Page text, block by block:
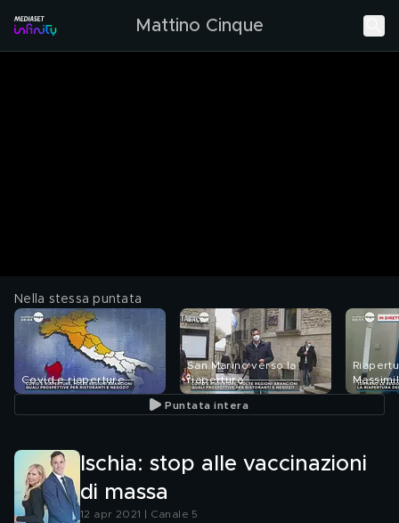
Mattino Cinque
Nella stessa puntata
Covid e riaperture
San Marino verso la
riapertura
Puntata intera
Ischia: stop alle vaccinazioni
di massa
12 apr 2021 | Canale 5